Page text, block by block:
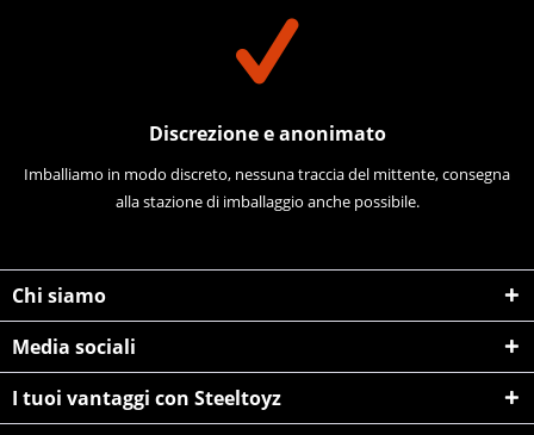
Discrezione e anonimato
Imballiamo in modo discreto, nessuna traccia del mittente, consegna
alla stazione di imballaggio anche possibile.
Chi siamo
Media sociali
I tuoi vantaggi con Steeltoyz